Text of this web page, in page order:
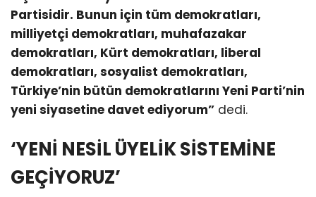
Partisidir. Bunun için tüm demokratları,
milliyetçi demokratları, muhafazakar
demokratları, Kürt demokratları, liberal
demokratları, sosyalist demokratları,
Türkiye’nin bütün demokratlarını Yeni Parti’nin
yeni siyasetine davet ediyorum” dedi.
‘YENİ NESİL ÜYELİK SİSTEMİNE
GEÇİYORUZ’